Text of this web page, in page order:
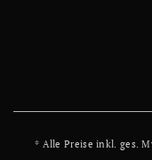
* Alle Preise inkl. ges.